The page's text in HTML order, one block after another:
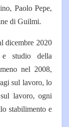
Paolo Pepe,
di Guilmi.
dicembre 2020
studio della
nel 2008,
sul lavoro, lo
lavoro, ogni
stabilimento e